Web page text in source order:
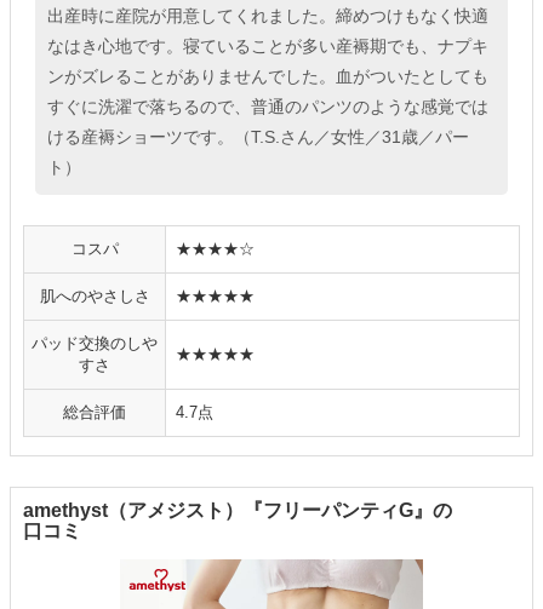
出産時に産院が用意してくれました。締めつけもなく快適
なはき心地です。寝ていることが多い産褥期でも、ナプキ
ンがズレることがありませんでした。血がついたとしても
すぐに洗濯で落ちるので、普通のパンツのような感覚では
ける産褥ショーツです。（T.S.さん／女性／31歳／パー
ト）
コスパ ★★★★☆
肌へのやさしさ ★★★★★
パッド交換のしや
すさ
★★★★★
総合評価 4.7点
amethyst（アメジスト）『フリーパンティG』の
口コミ